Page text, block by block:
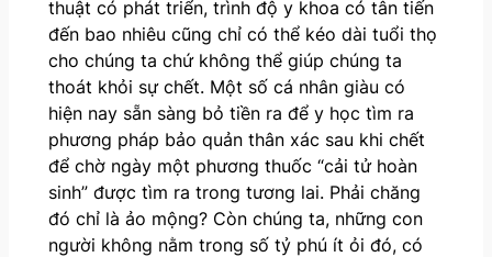
thuật có phát triển, trình độ y khoa có tân tiến
đến bao nhiêu cũng chỉ có thể kéo dài tuổi thọ
cho chúng ta chứ không thể giúp chúng ta
thoát khỏi sự chết. Một số cá nhân giàu có
hiện nay sẵn sàng bỏ tiền ra để y học tìm ra
phương pháp bảo quản thân xác sau khi chết
để chờ ngày một phương thuốc “cải tử hoàn
sinh” được tìm ra trong tương lai. Phải chăng
đó chỉ là ảo mộng? Còn chúng ta, những con
người không nằm trong số tỷ phú ít ỏi đó, có